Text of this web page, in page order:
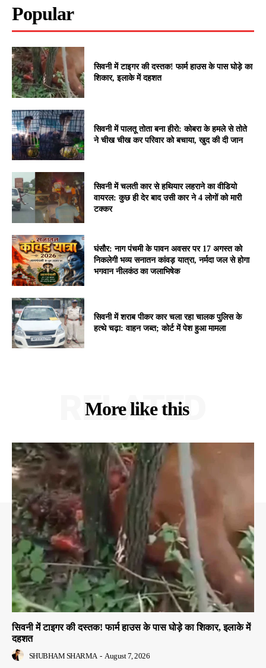
Popular
सिवनी में टाइगर की दस्तक! फार्म हाउस के पास घोड़े का
शिकार, इलाके में दहशत
सिवनी में पालतू तोता बना हीरो: कोबरा के हमले से तोते
ने चीख चीख कर परिवार को बचाया, खुद की दी जान
सिवनी में चलती कार से हथियार लहराने का वीडियो
वायरल: कुछ ही देर बाद उसी कार ने 4 लोगों को मारी
टक्कर
घंसौर: नाग पंचमी के पावन अवसर पर 17 अगस्त को
निकलेगी भव्य सनातन कांवड़ यात्रा, नर्मदा जल से होगा
भगवान नीलकंठ का जलाभिषेक
सिवनी में शराब पीकर कार चला रहा चालक पुलिस के
हत्थे चढ़ा: वाहन जब्त; कोर्ट में पेश हुआ मामला
More like this
RELATED
सिवनी में टाइगर की दस्तक! फार्म हाउस के पास घोड़े का शिकार, इलाके में
दहशत
SHUBHAM SHARMA - August 7, 2026